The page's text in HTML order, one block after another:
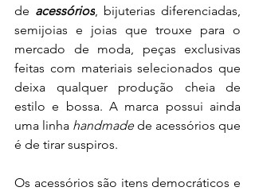
de acessórios, bijuterias diferenciadas,
semijoias e joias que trouxe para o
mercado de moda, peças exclusivas
feitas com materiais selecionados que
deixa qualquer produção cheia de
estilo e bossa. A marca possui ainda
uma linha handmade de acessórios que
é de tirar suspiros.
Os acessórios são itens democráticos e